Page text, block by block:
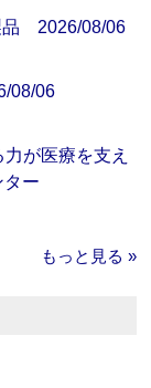
品 2026/08/06
08/06
が医療を支え
ー
もっと見る »